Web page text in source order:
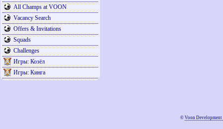
All Champs at VOON
Vacancy Search
Offers & Invitations
Squads
Challenges
Игры: Козёл
Игры: Кинга
© Voon Development